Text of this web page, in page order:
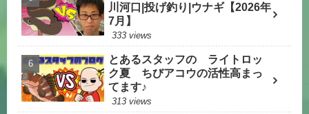
川河口|投げ釣り|ウナギ【2026年
7月】
333 views
とあるスタッフの ライトロッ
ク夏 ちびアコウの活性高まっ
てます♪
313 views